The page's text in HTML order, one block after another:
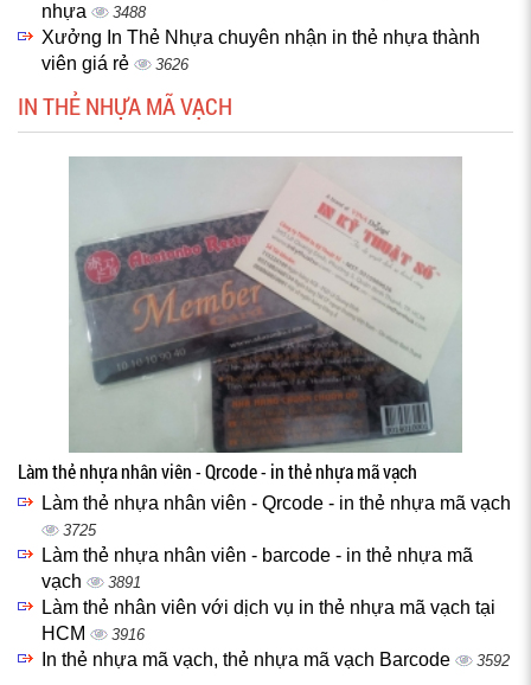
nhựa
3488
Xưởng In Thẻ Nhựa chuyên nhận in thẻ nhựa thành
viên giá rẻ
3626
IN THẺ NHỰA MÃ VẠCH
Làm thẻ nhựa nhân viên - Qrcode - in thẻ nhựa mã vạch
Làm thẻ nhựa nhân viên - Qrcode - in thẻ nhựa mã vạch
3725
Làm thẻ nhựa nhân viên - barcode - in thẻ nhựa mã
vạch
3891
Làm thẻ nhân viên với dịch vụ in thẻ nhựa mã vạch tại
HCM
3916
In thẻ nhựa mã vạch, thẻ nhựa mã vạch Barcode 3592